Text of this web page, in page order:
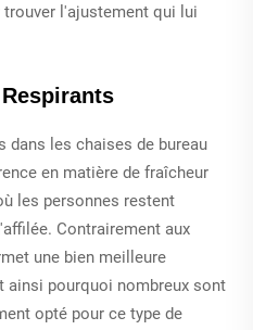
l'ajustement qui lui
dans les chaises de bureau
en matière de fraîcheur
les personnes restent
Contrairement aux
une bien meilleure
ainsi pourquoi nombreux sont
opté pour ce type de